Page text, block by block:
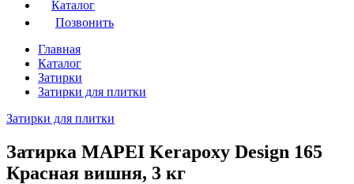
Каталог
Позвонить
Главная
Каталог
Затирки
Затирки для плитки
Затирки для плитки
Затирка MAPEI Kerapoxy Design 165
Красная вишня, 3 кг